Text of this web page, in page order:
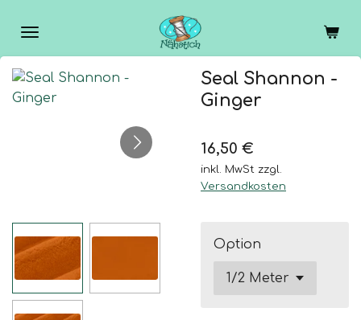
Hauptinhalt
springen
Seal Shannon -
Ginger
16,50 €
inkl. MwSt zzgl.
Versandkosten
Option